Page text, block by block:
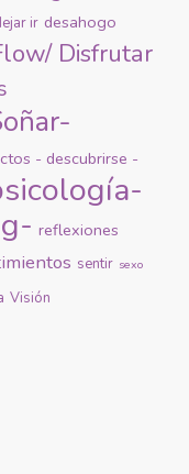
ir desahogo
Disfrutar
- descubrirse -
reflexiones
sentir sexo
Visión